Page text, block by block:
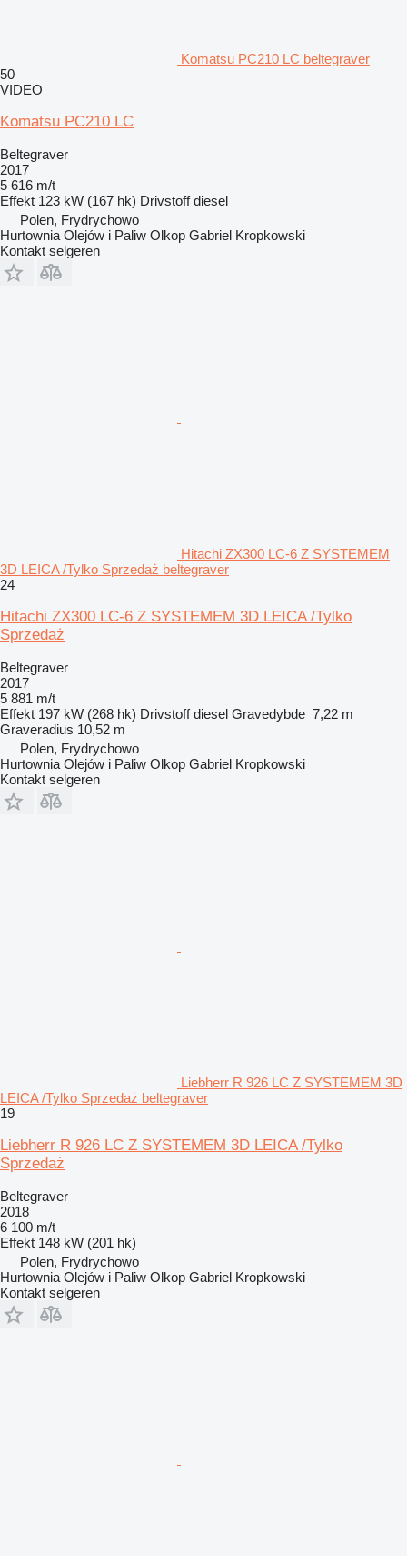
Komatsu PC210 LC beltegraver
50
VIDEO
Komatsu PC210 LC
Beltegraver
2017
5 616 m/t
Effekt 123 kW (167 hk) Drivstoff diesel
Polen, Frydrychowo
Hurtownia Olejów i Paliw Olkop Gabriel Kropkowski
Kontakt selgeren
Hitachi ZX300 LC-6 Z SYSTEMEM
3D LEICA /Tylko Sprzedaż beltegraver
24
Hitachi ZX300 LC-6 Z SYSTEMEM 3D LEICA /Tylko
Sprzedaż
Beltegraver
2017
5 881 m/t
Effekt 197 kW (268 hk) Drivstoff diesel Gravedybde 7,22 m
Graveradius 10,52 m
Polen, Frydrychowo
Hurtownia Olejów i Paliw Olkop Gabriel Kropkowski
Kontakt selgeren
Liebherr R 926 LC Z SYSTEMEM 3D
LEICA /Tylko Sprzedaż beltegraver
19
Liebherr R 926 LC Z SYSTEMEM 3D LEICA /Tylko
Sprzedaż
Beltegraver
2018
6 100 m/t
Effekt 148 kW (201 hk)
Polen, Frydrychowo
Hurtownia Olejów i Paliw Olkop Gabriel Kropkowski
Kontakt selgeren